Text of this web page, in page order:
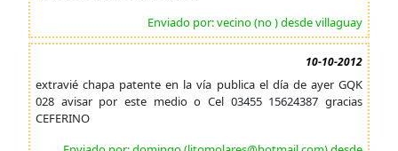
Enviado por: vecino (no ) desde villaguay
10-10-2012
extravié chapa patente en la vía publica el día de ayer GQK
028 avisar por este medio o Cel 03455 15624387 gracias
CEFERINO